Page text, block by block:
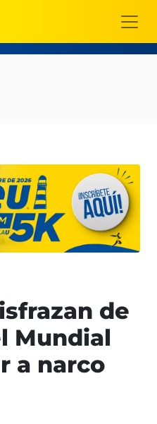
de
Mundial
a narco